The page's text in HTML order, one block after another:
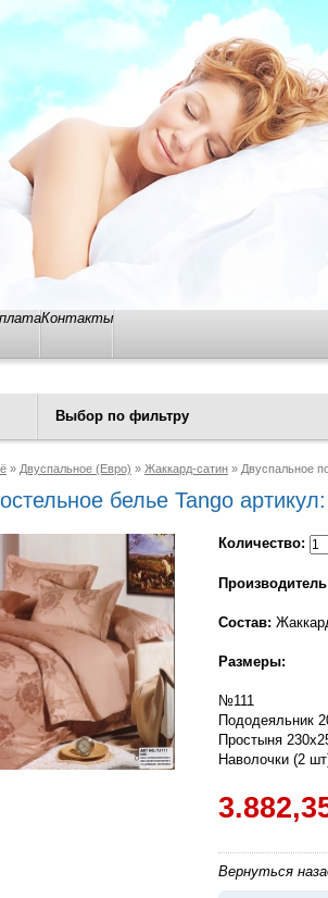
Контакты
Выбор по фильтру
» Двуспальное (Евро) » Жаккард-сатин » Двуcпальное
белье Tango
Количество:
Состав:
Размеры:
№111
Пододеяльник
Простыня
Наволочки (2
Вернуться